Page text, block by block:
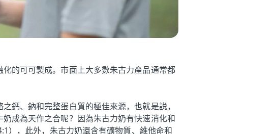
的可可製成。市面上大多數朱古力產品通常都
鈣、鈉和完整蛋白質的極佳來源，也就是説，
成為天作之合呢？因為朱古力奶有快速消化和
），此外，朱古力奶還含有礦物質、維他命和